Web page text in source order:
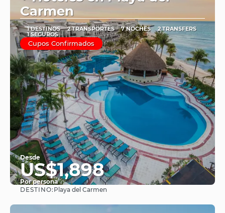
Carmen
1 DESTINOS 2 TRANSPORTES 7 NOCHES 2 TRANSFERS
1 SEGUROS
Cupos Confirmados
Desde
US$1,898
Por persona
DESTINO: Playa del Carmen